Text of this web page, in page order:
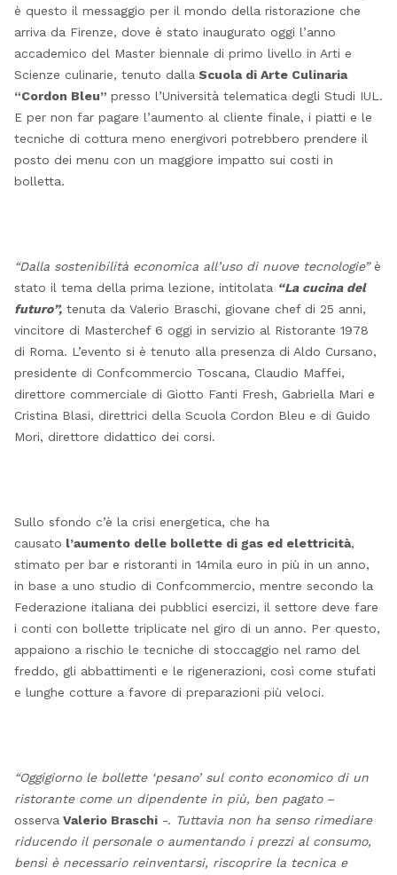
è questo il messaggio per il mondo della ristorazione che
arriva da Firenze, dove è stato inaugurato oggi l’anno
accademico del Master biennale di primo livello in Arti e
Scienze culinarie, tenuto dallaScuola di Arte Culinaria
“Cordon Bleu” presso l’Università telematica degli Studi IUL.
E per non far pagare l’aumento al cliente finale, i piatti e le
tecniche di cottura meno energivori potrebbero prendere il
posto dei menu con un maggiore impatto sui costi in
bolletta.
“Dalla sostenibilità economica all’uso di nuove tecnologie”è
stato il tema della prima lezione, intitolata “La cucina del
futuro”,tenuta da Valerio Braschi, giovane chef di 25 anni,
vincitore di Masterchef 6 oggi in servizio al Ristorante 1978
di Roma. L’evento si è tenuto alla presenza di Aldo Cursano,
presidente di Confcommercio Toscana, Claudio Maffei,
direttore commerciale di Giotto Fanti Fresh, Gabriella Mari e
Cristina Blasi, direttrici della Scuola Cordon Bleu e di Guido
Mori, direttore didattico dei corsi.
Sullo sfondo c’è la crisi energetica, che ha
causato l’aumento delle bollette di gas ed elettricità,
stimato per bar e ristoranti in 14mila euro in più in un anno,
in base a uno studio di Confcommercio, mentre secondo la
Federazione italiana dei pubblici esercizi, il settore deve fare
i conti con bollette triplicate nel giro di un anno. Per questo,
appaiono a rischio le tecniche di stoccaggio nel ramo del
freddo, gli abbattimenti e le rigenerazioni, così come stufati
e lunghe cotture a favore di preparazioni più veloci.
“Oggigiorno le bollette ‘pesano’ sul conto economico di un
ristorante come un dipendente in più, ben pagato–
osservaValerio Braschi-. Tuttavia non ha senso rimediare
riducendo il personale o aumentando i prezzi al consumo,
bensì è necessario reinventarsi, riscoprire la tecnica e